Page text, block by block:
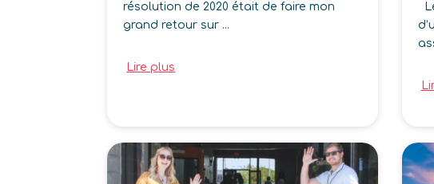
résolution de 2020 était de faire mon
grand retour sur ...
Lire plus